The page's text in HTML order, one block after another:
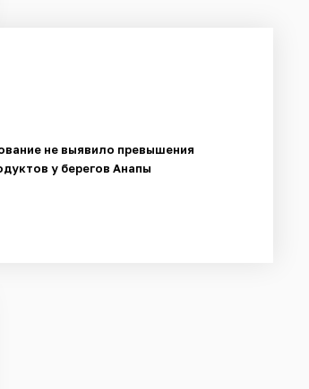
не выявило превышения
у берегов Анапы